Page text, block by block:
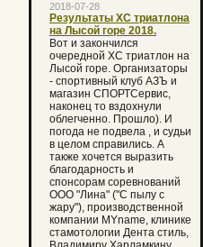
2018-07-28
Результаты ХС триатлона
на Лысой горе 2018.
Вот и закончился
очередной XC триатлон на
Лысой горе. Организаторы
- спортивный клуб АЗЪ и
магазин СПОРТСервис,
наконец то вздохнули
облегченно. Прошло). И
погода не подвела , и судьи
в целом справились. А
также хочется выразить
благодарность и
спонсорам соревнований
ООО "Лина" ("С пылу с
жару"), производственной
компании MYname, клинике
стамотологии Дента стиль,